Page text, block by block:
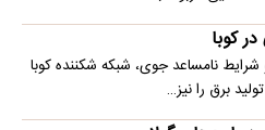
کوبا
نامساعد جوی، شبکه شکننده کوبا
برق را نیز…